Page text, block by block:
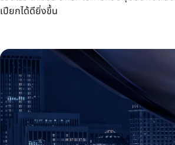
เปียกได้ดียิ่งขึ้น